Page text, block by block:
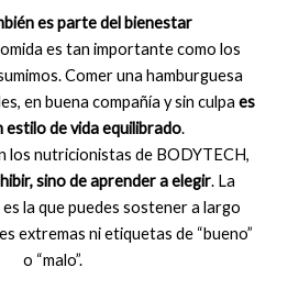
es parte del bienestar
es tan importante como los
Comer una hamburguesa
en buena compañía y sin culpa es
estilo de vida equilibrado.
los nutricionistas de BODYTECH,
sino de aprender a elegir. La
la que puedes sostener a largo
extremas ni etiquetas de “bueno”
o “malo”.